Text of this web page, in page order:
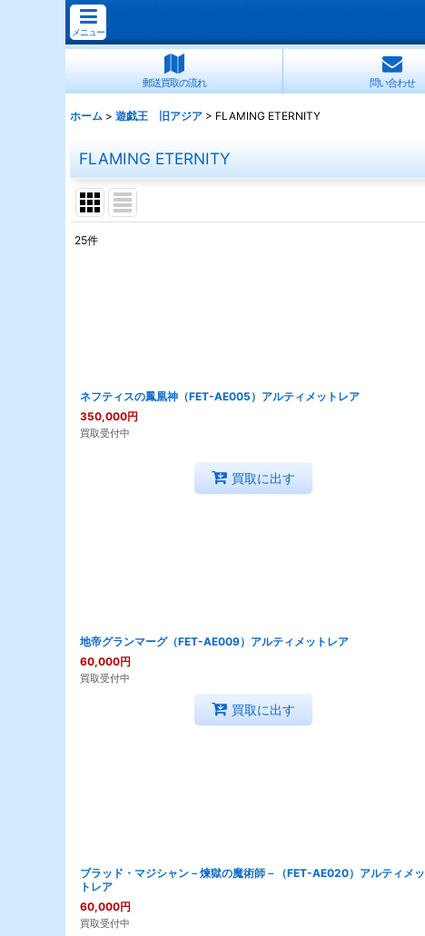
メニュー
郵送買取の流れ 問い合わせ
ホーム > 遊戯王 旧アジア > FLAMING ETERNITY
FLAMING ETERNITY
25件
ネフティスの鳳凰神（FET-AE005）アルティメットレア
350,000円
買取受付中
買取に出す
地帝グランマーグ（FET-AE009）アルティメットレア
60,000円
買取受付中
買取に出す
ブラッド・マジシャン－煉獄の魔術師－（FET-AE020）アルティメッ
トレア
60,000円
買取受付中